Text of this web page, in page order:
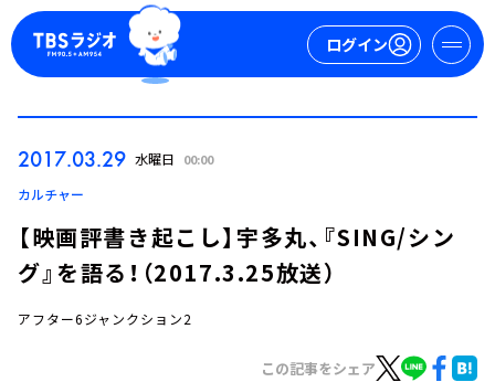
ログイン
2017.03.29 水曜日 00:00
カルチャー
【映画評書き起こし】宇多丸、『SING/シン
グ』を語る！（2017.3.25放送）
アフター6ジャンクション2
この記事をシェア